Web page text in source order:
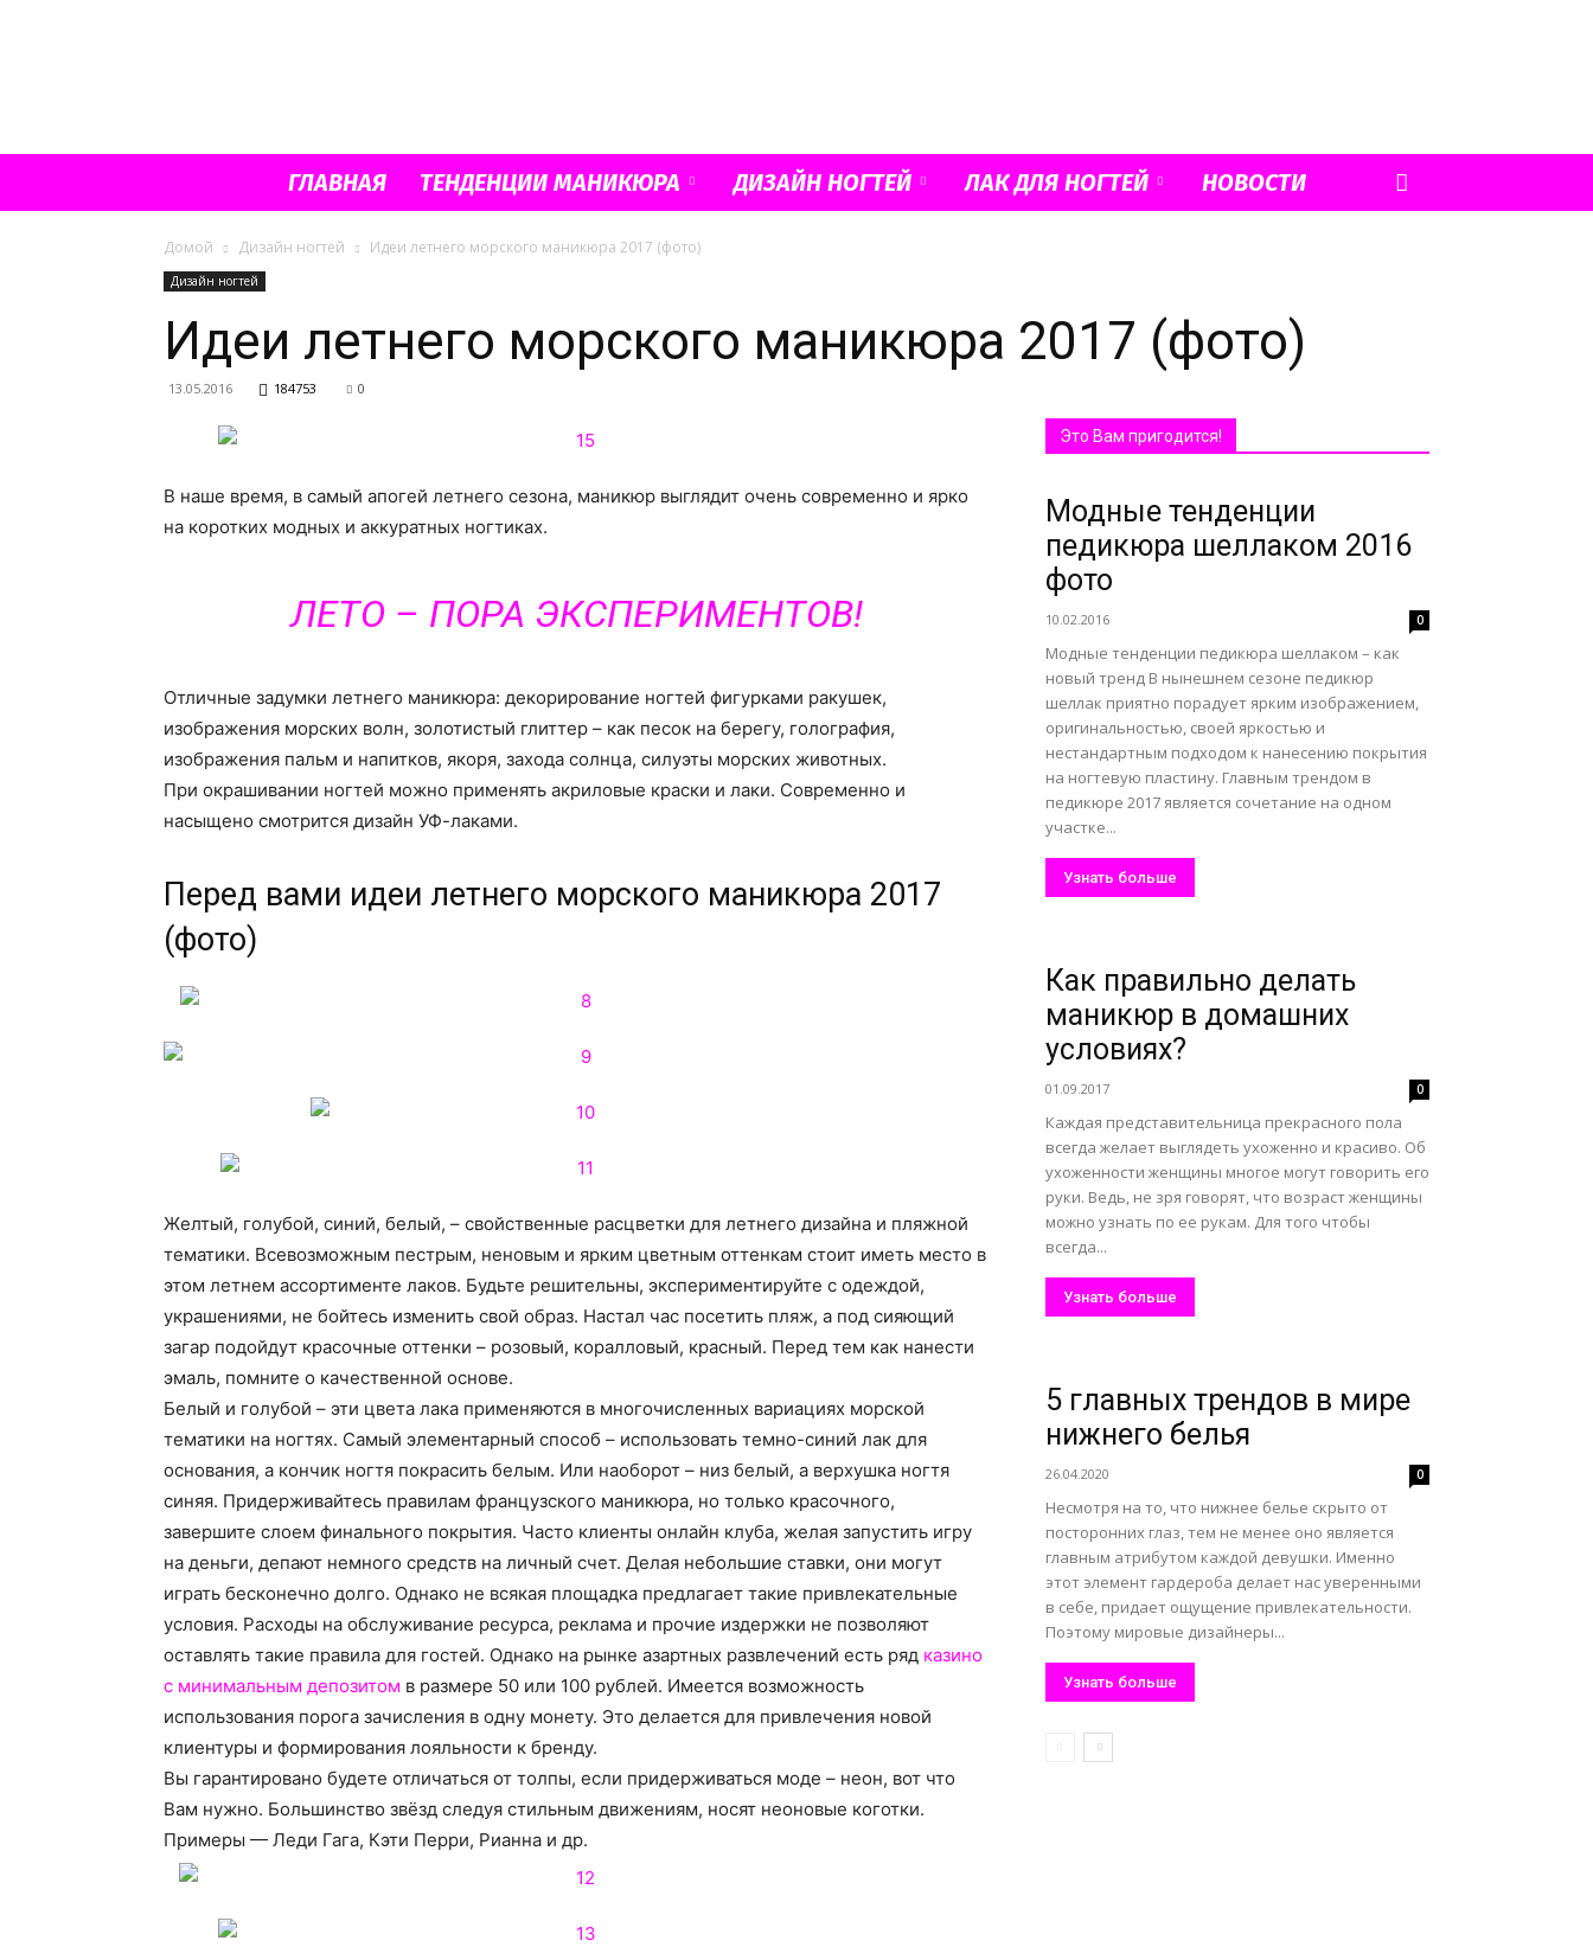
Французский
все
о
ГЛАВНАЯ ТЕНДЕНЦИИ МАНИКЮРА ДИЗАЙН НОГТЕЙ ЛАК ДЛЯ НОГТЕЙ НОВОСТИ
Домой Дизайн ногтей Идеи летнего морского маникюра 2017 (фото)
Дизайн ногтей
Идеи летнего морского маникюра 2017 (фото)
13.05.2016 184753 0
В наше время, в самый апогей летнего сезона, маникюр выглядит очень современно и ярко
на коротких модных и аккуратных ногтиках.
ЛЕТО – ПОРА ЭКСПЕРИМЕНТОВ!
Отличные задумки летнего маникюра: декорирование ногтей фигурками ракушек,
изображения морских волн, золотистый глиттер – как песок на берегу, голография,
изображения пальм и напитков, якоря, захода солнца, силуэты морских животных.
При окрашивании ногтей можно применять акриловые краски и лаки. Современно и
насыщено смотрится дизайн УФ-лаками.
Перед вами идеи летнего морского маникюра 2017
(фото)
Желтый, голубой, синий, белый, – свойственные расцветки для летнего дизайна и пляжной
тематики. Всевозможным пестрым, неновым и ярким цветным оттенкам стоит иметь место в
этом летнем ассортименте лаков. Будьте решительны, экспериментируйте с одеждой,
украшениями, не бойтесь изменить свой образ. Настал час посетить пляж, а под сияющий
загар подойдут красочные оттенки – розовый, коралловый, красный. Перед тем как нанести
эмаль, помните о качественной основе.
Белый и голубой – эти цвета лака применяются в многочисленных вариациях морской
тематики на ногтях. Самый элементарный способ – использовать темно-синий лак для
основания, а кончик ногтя покрасить белым. Или наоборот – низ белый, а верхушка ногтя
синяя. Придерживайтесь правилам французского маникюра, но только красочного,
завершите слоем финального покрытия. Часто клиенты онлайн клуба, желая запустить игру
на деньги, депают немного средств на личный счет. Делая небольшие ставки, они могут
играть бесконечно долго. Однако не всякая площадка предлагает такие привлекательные
условия. Расходы на обслуживание ресурса, реклама и прочие издержки не позволяют
оставлять такие правила для гостей. Однако на рынке азартных развлечений есть ряд казино
с минимальным депозитом в размере 50 или 100 рублей. Имеется возможность
использования порога зачисления в одну монету. Это делается для привлечения новой
клиентуры и формирования лояльности к бренду.
Вы гарантировано будете отличаться от толпы, если придерживаться моде – неон, вот что
Вам нужно. Большинство звёзд следуя стильным движениям, носят неоновые коготки.
Примеры — Леди Гага, Кэти Перри, Рианна и др.
Это Вам пригодится!
Модные тенденции
педикюра шеллаком 2016
фото
10.02.2016 0
Модные тенденции педикюра шеллаком – как
новый тренд В нынешнем сезоне педикюр
шеллак приятно порадует ярким изображением,
оригинальностью, своей яркостью и
нестандартным подходом к нанесению покрытия
на ногтевую пластину. Главным трендом в
педикюре 2017 является сочетание на одном
участке...
Узнать больше
Как правильно делать
маникюр в домашних
условиях?
01.09.2017 0
Каждая представительница прекрасного пола
всегда желает выглядеть ухоженно и красиво. Об
ухоженности женщины многое могут говорить его
руки. Ведь, не зря говорят, что возраст женщины
можно узнать по ее рукам. Для того чтобы
всегда...
Узнать больше
5 главных трендов в мире
нижнего белья
26.04.2020 0
Несмотря на то, что нижнее белье скрыто от
посторонних глаз, тем не менее оно является
главным атрибутом каждой девушки. Именно
этот элемент гардероба делает нас уверенными
в себе, придает ощущение привлекательности.
Поэтому мировые дизайнеры...
Узнать больше